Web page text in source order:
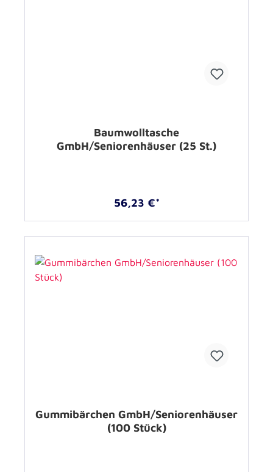
Baumwolltasche
GmbH/Seniorenhäuser (25 St.)
56,23 €*
Gummibärchen GmbH/Seniorenhäuser
(100 Stück)